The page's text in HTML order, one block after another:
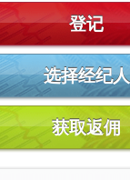
登记
选择经纪人
获取返佣